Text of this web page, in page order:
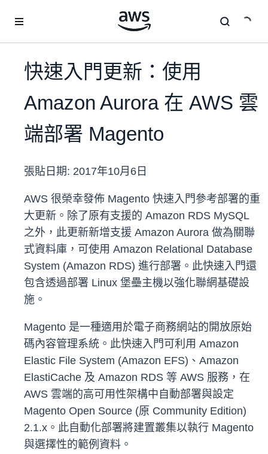
快速入門更新：使用
Amazon Aurora 在 AWS 雲
端部署 Magento
張貼日期: 2017年10月6日
AWS 很榮幸發佈 Magento 快速入門參考部署的重
大更新。除了原有支援的 Amazon RDS MySQL
之外，此更新新增支援 Amazon Aurora 做為關聯
式資料庫，可使用 Amazon Relational Database
System (Amazon RDS) 進行部署。此快速入門還
包含透過部署 Linux 堡壘主機以強化聯網基礎設
施。
Magento 是一種適用於電子商務網站的開放原始
碼內容管理系統。此快速入門可利用 Amazon
Elastic File System (Amazon EFS)、Amazon
ElastiCache 及 Amazon RDS 等 AWS 服務，在
AWS 雲端的高可用性架構中自動部署與設定
Magento Open Source (原 Community Edition)
2.1.x。此自動化部署將建置叢集以執行 Magento
與選擇性的範例資料。